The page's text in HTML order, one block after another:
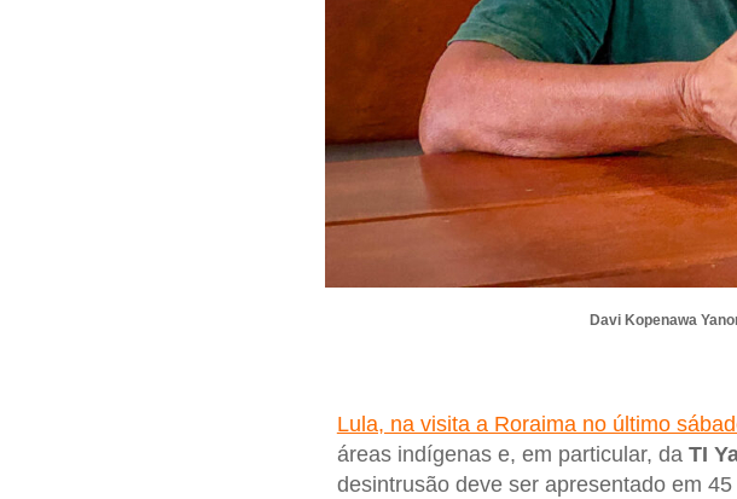
Davi Kopenawa
Lula, na visita a Roraima no último
áreas indígenas e, em particular, da TI
desintrusão deve ser apresentado em